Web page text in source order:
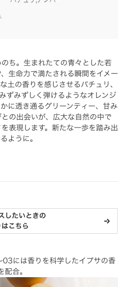
ち。生まれたての青々とした若
生命力で満たされる瞬間をイメー
土の香りを感じさせるパチュリ、
ずみずしく弾けるようなオレンジ
に透き通るグリーンティー、甘み
の出会いが、広大な自然の中で
表現します。新たな一歩を踏み出
ように。
したいときの
はこちら
03には香りを科学したイプサの香
配合。